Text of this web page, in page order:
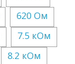
620 Ом
7.5 кОм
8.2 кОм